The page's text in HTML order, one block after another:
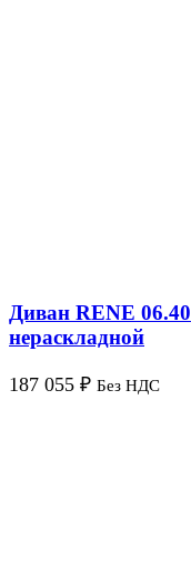
Диван RENE 06.40
нераскладной
187 055 ₽ Без НДС